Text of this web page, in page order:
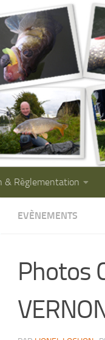
& Règlementation
EVÈNEMENTS
Photos